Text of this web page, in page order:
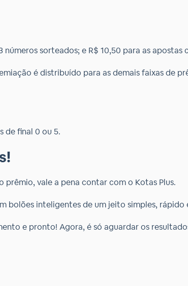
sorteados; e R$ 10,50 para as apostas
é distribuído para as demais faixas de
de final 0 ou 5.
vale a pena contar com o Kotas Plus.
bolões inteligentes de um jeito simples,
e pronto! Agora, é só aguardar os